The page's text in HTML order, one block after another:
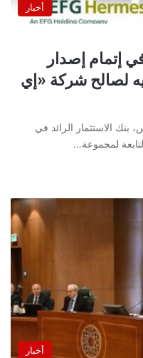
أخبار
إتمام إصدار
مليار جنيه لصالح شركة «إي
الاستثمار الرائد في
لمجموعة…
أخبار